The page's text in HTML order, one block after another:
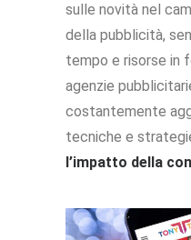
sulle novità nel
della pubblicità,
tempo e risorse in
agenzie
costantemente
tecniche e
l’impatto della